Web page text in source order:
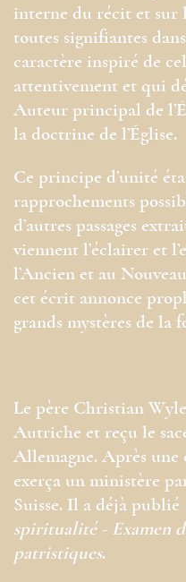
interne du récit et sur
toutes signifiantes
caractère inspiré de
attentivement et qui
Auteur principal de
la doctrine de l’Église.
Ce principe d’unité
rapprochements
d’autres passages
viennent l’éclairer et
l’Ancien et au
cet écrit annonce
grands mystères de la
Le père Christian
Autriche et reçu le
Allemagne. Après
exerça un ministère
Suisse. Il a déjà publié
spiritualité - Examen
patristiques.